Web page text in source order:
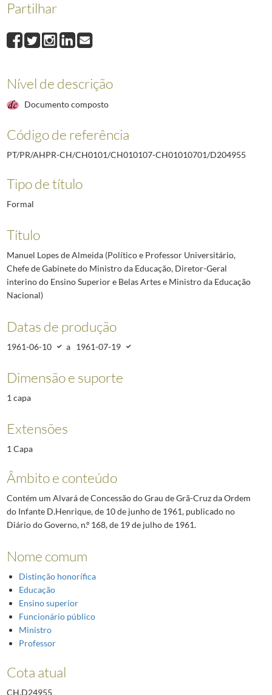
D204956Manuel Moreira de Sá e Melo (Engenheiro Civil e Director-
D204957César Henrique Moreira Baptista (Advogado e Professor de
D204959
Vitorino Nemésio (Poeta, Escritor e Intelectual)
Partilhar
Nível de descrição
Documento composto
Código de referência
PT/PR/AHPR-CH/CH0101/CH010107-CH01010701/D204955
Tipo de título
Formal
Título
Manuel Lopes de Almeida (Político e Professor Universitário,
Chefe de Gabinete do Ministro da Educação, Diretor-Geral
interino do Ensino Superior e Belas Artes e Ministro da Educação
Nacional)
Datas de produção
1961-06-10 a 1961-07-19
Dimensão e suporte
1 capa
Extensões
1 Capa
Âmbito e conteúdo
Contém um Alvará de Concessão do Grau de Grã-Cruz da Ordem
do Infante D.Henrique, de 10 de junho de 1961, publicado no
Diário do Governo, n.º 168, de 19 de julho de 1961.
Nome comum
Distinção honorífica
Educação
Ensino superior
Funcionário público
Ministro
Professor
Cota atual
CH.D24955